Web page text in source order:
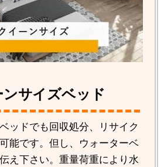
ンサイズベッド
ッドでも回収処分、リサイク
能です。但し、ウォーターベ
え下さい。重量荷重により水